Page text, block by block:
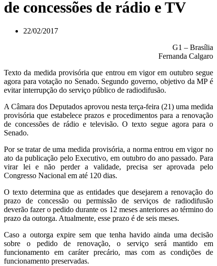
de concessões de rádio e TV
22/02/2017
G1 – Brasília
Fernanda Calgaro
Texto da medida provisória que entrou em vigor em outubro segue
agora para votação no Senado. Segundo governo, objetivo da MP é
evitar interrupção do serviço público de radiodifusão.
A Câmara dos Deputados aprovou nesta terça-feira (21) uma medida
provisória que estabelece prazos e procedimentos para a renovação
de concessões de rádio e televisão. O texto segue agora para o
Senado.
Por se tratar de uma medida provisória, a norma entrou em vigor no
ato da publicação pelo Executivo, em outubro do ano passado. Para
virar lei e não perder a validade, precisa ser aprovada pelo
Congresso Nacional em até 120 dias.
O texto determina que as entidades que desejarem a renovação do
prazo de concessão ou permissão de serviços de radiodifusão
deverão fazer o pedido durante os 12 meses anteriores ao término do
prazo da outorga. Atualmente, esse prazo é de seis meses.
Caso a outorga expire sem que tenha havido ainda uma decisão
sobre o pedido de renovação, o serviço será mantido em
funcionamento em caráter precário, mas com as condições de
funcionamento preservadas.